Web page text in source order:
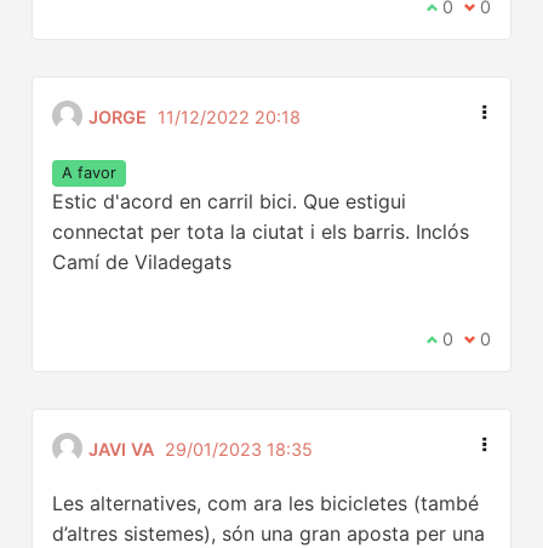
Estic d'acord
0 No estic
0
JORGE 11/12/2022 20:18
A favor
Estic d'acord en carril bici. Que estigui
connectat per tota la ciutat i els barris. Inclós
Camí de Viladegats
Estic d'acord
0 No estic
0
JAVI VA 29/01/2023 18:35
Les alternatives, com ara les bicicletes (també
d’altres sistemes), són una gran aposta per una